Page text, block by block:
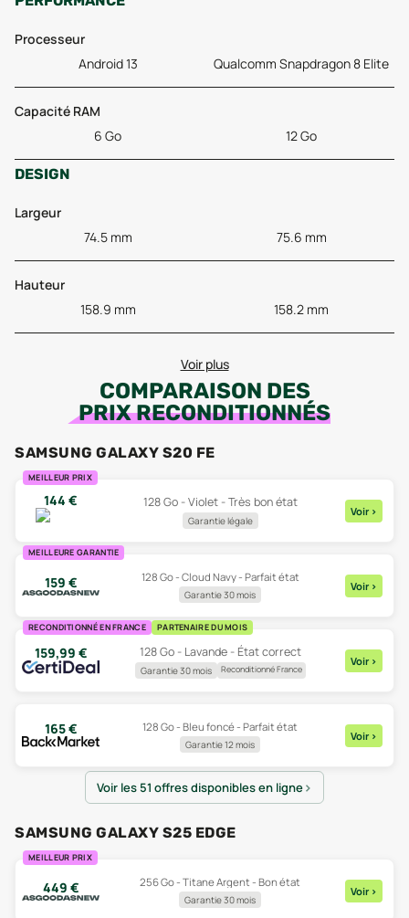
Processeur
Android 13
Qualcomm Snapdragon 8 Elite
Capacité RAM
6 Go
12 Go
DESIGN
Largeur
74.5 mm
75.6 mm
Hauteur
158.9 mm
158.2 mm
Voir plus
COMPARAISON DES
PRIX RECONDITIONNÉS
SAMSUNG GALAXY S20 FE
MEILLEUR PRIX
144 € 128 Go - Violet - Très bon état
Garantie légale
Voir >
MEILLEURE GARANTIE
159 € 128 Go - Cloud Navy - Parfait état
Garantie 30 mois
Voir >
RECONDITIONNÉ EN FRANCE PARTENAIRE DU MOIS
159,99 € 128 Go - Lavande - État correct
Garantie 30 mois Reconditionné France
Voir >
165€ 128 Go - Bleu foncé - Parfait état
Garantie 12 mois
Voir >
Voir les 51 offres disponibles en ligne
SAMSUNG GALAXY S25 EDGE
MEILLEUR PRIX
449 € 256 Go - Titane Argent - Bon état
Garantie 30 mois
Voir >